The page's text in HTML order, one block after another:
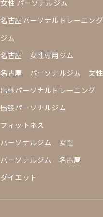
女性 パーソナルジム
名古屋パーソナルトレーニング
ジム
名古屋 女性専用ジム
名古屋 パーソナルジム 女性
出張パーソナルトレーニング
出張パーソナルジム
フィットネス
パーソナルジム 女性
パーソナルジム 名古屋
ダイエット